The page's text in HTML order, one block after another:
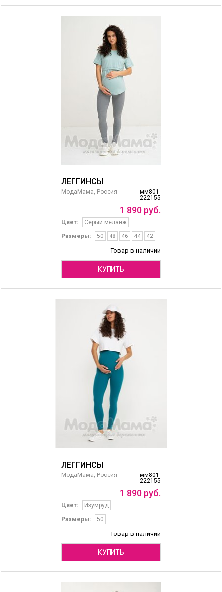
ЛЕГГИНСЫ
мм801-
222155
МодаМама, Россия
1 890 руб.
Цвет:
Серый меланж
Размеры:
50 48 46 44 42
Товар в наличии
КУПИТЬ
ЛЕГГИНСЫ
мм801-
222155
МодаМама, Россия
1 890 руб.
Цвет:
Изумруд
Размеры:
50
Товар в наличии
КУПИТЬ